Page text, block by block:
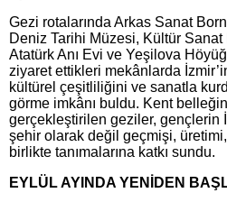
Gezi rotalarında Arkas Sanat
Deniz Tarihi Müzesi, Kültür Sanat
Atatürk Anı Evi ve Yeşilova
ziyaret ettikleri mekânlarda
kültürel çeşitliliğini ve sanatla
görme imkânı buldu. Kent
gerçekleştirilen geziler, gençlerin
şehir olarak değil geçmişi,
birlikte tanımalarına katkı sundu.
EYLÜL AYINDA YENİDEN